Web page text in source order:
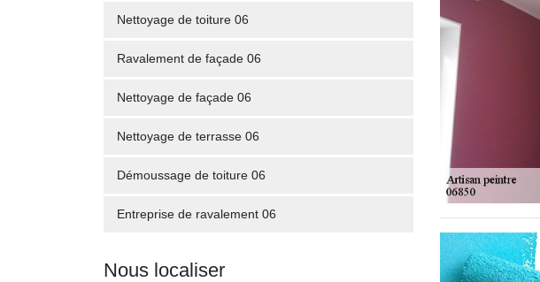
Nettoyage de toiture 06
Ravalement de façade 06
Nettoyage de façade 06
Nettoyage de terrasse 06
Démoussage de toiture 06
Entreprise de ravalement 06
Nous localiser